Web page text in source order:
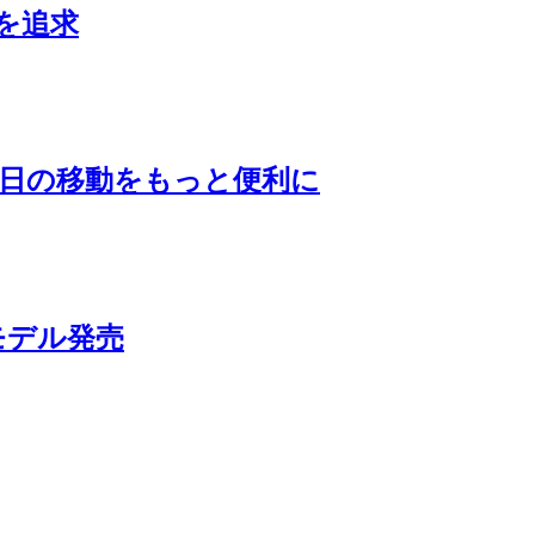
追求
の移動をもっと便利に
ル発売